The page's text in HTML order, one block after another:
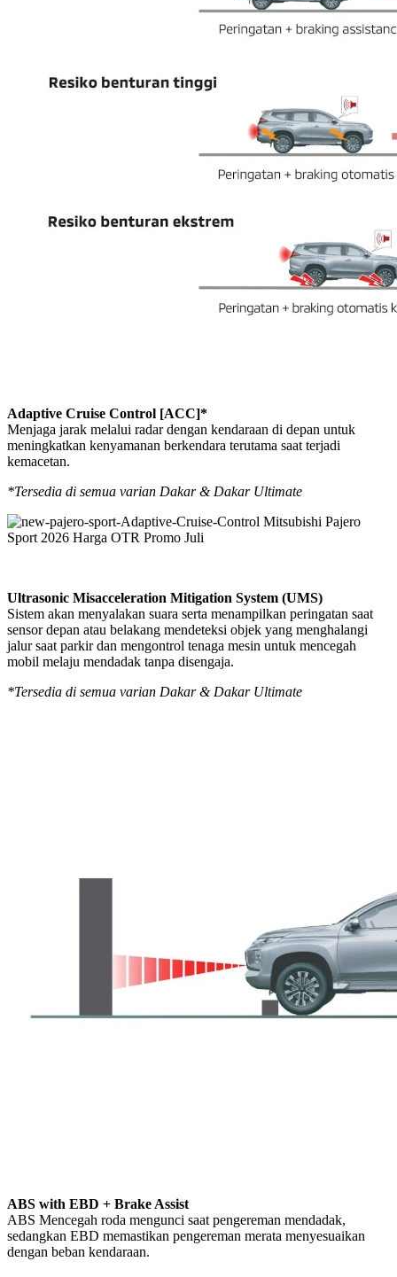
Adaptive Cruise Control [ACC]*
Menjaga jarak melalui radar dengan kendaraan di depan untuk
meningkatkan kenyamanan berkendara terutama saat terjadi
kemacetan.
*Tersedia di semua varian Dakar & Dakar Ultimate
Ultrasonic Misacceleration Mitigation System (UMS)
Sistem akan menyalakan suara serta menampilkan peringatan saat
sensor depan atau belakang mendeteksi objek yang menghalangi
jalur saat parkir dan mengontrol tenaga mesin untuk mencegah
mobil melaju mendadak tanpa disengaja.
*Tersedia di semua varian Dakar & Dakar Ultimate
ABS with EBD + Brake Assist
ABS Mencegah roda mengunci saat pengereman mendadak,
sedangkan EBD memastikan pengereman merata menyesuaikan
dengan beban kendaraan.